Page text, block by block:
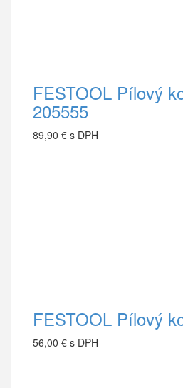
FESTOOL Pílový
205555
89,90 € s DPH
FESTOOL Pílový
56,00 € s DPH